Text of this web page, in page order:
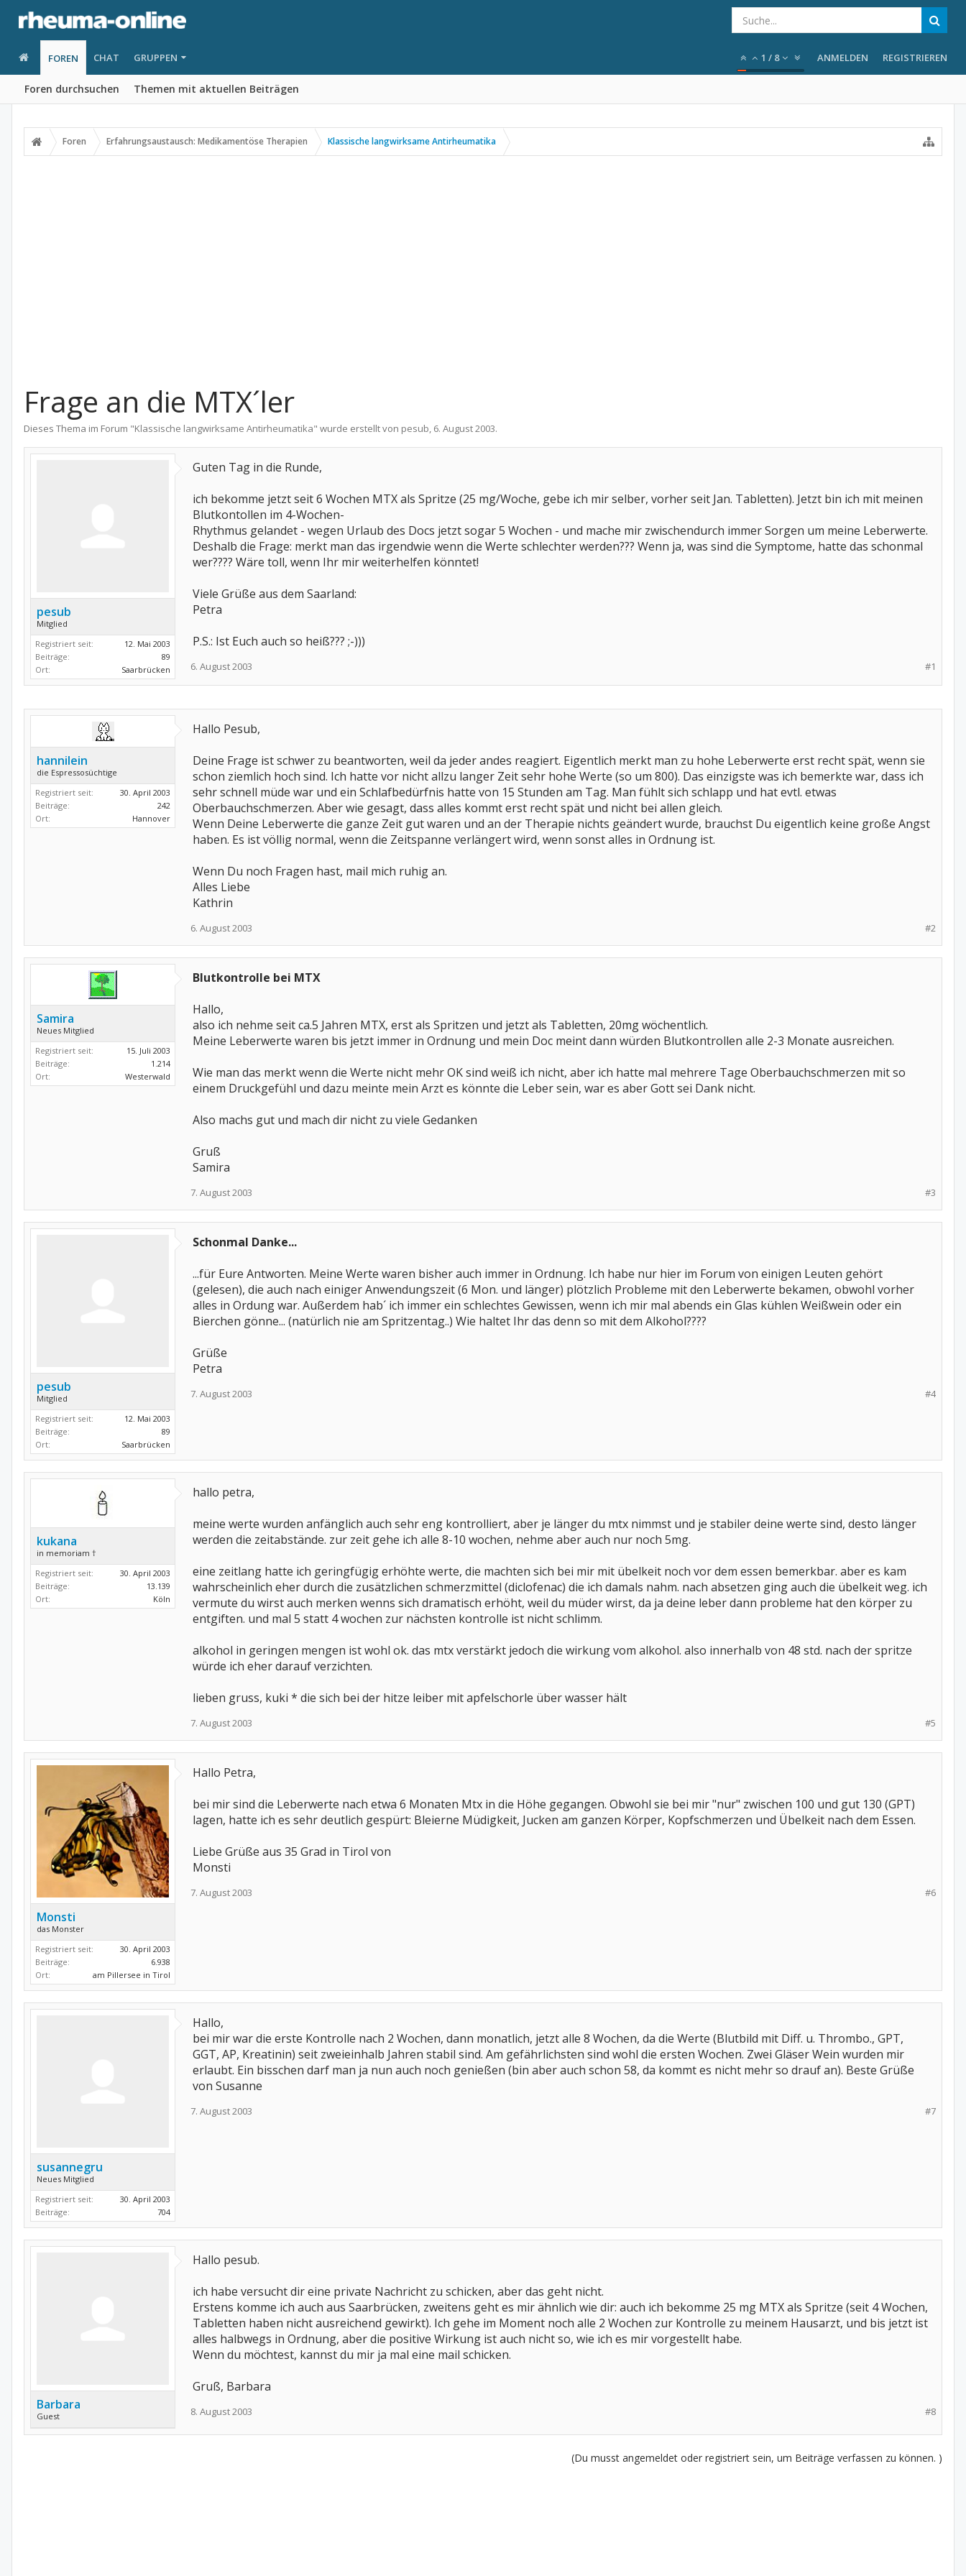
FOREN
Foren durchsuchen Themen mit aktuellen Beiträgen
CHAT GRUPPEN 1 / 8 ANMELDEN REGISTRIEREN
Foren Erfahrungsaustausch: Medikamentöse Therapien Klassische langwirksame Antirheumatika
Frage an die MTX´ler
Dieses Thema im Forum "Klassische langwirksame Antirheumatika" wurde erstellt von pesub, 6. August 2003.
pesub
Mitglied
Registriert seit:
12. Mai 2003
Beiträge:
89
Ort:
Saarbrücken
Guten Tag in die Runde,
ich bekomme jetzt seit 6 Wochen MTX als Spritze (25 mg/Woche, gebe ich mir selber, vorher seit Jan. Tabletten). Jetzt bin ich mit meinen
Blutkontollen im 4-Wochen-
Rhythmus gelandet - wegen Urlaub des Docs jetzt sogar 5 Wochen - und mache mir zwischendurch immer Sorgen um meine Leberwerte.
Deshalb die Frage: merkt man das irgendwie wenn die Werte schlechter werden??? Wenn ja, was sind die Symptome, hatte das schonmal
wer???? Wäre toll, wenn Ihr mir weiterhelfen könntet!
Viele Grüße aus dem Saarland:
Petra
P.S.: Ist Euch auch so heiß??? ;-)))
#1
6. August 2003
hannilein
die Espressosüchtige
Registriert seit:
30. April 2003
Beiträge:
242
Ort:
Hannover
Hallo Pesub,
Deine Frage ist schwer zu beantworten, weil da jeder andes reagiert. Eigentlich merkt man zu hohe Leberwerte erst recht spät, wenn sie
schon ziemlich hoch sind. Ich hatte vor nicht allzu langer Zeit sehr hohe Werte (so um 800). Das einzigste was ich bemerkte war, dass ich
sehr schnell müde war und ein Schlafbedürfnis hatte von 15 Stunden am Tag. Man fühlt sich schlapp und hat evtl. etwas
Oberbauchschmerzen. Aber wie gesagt, dass alles kommt erst recht spät und nicht bei allen gleich.
Wenn Deine Leberwerte die ganze Zeit gut waren und an der Therapie nichts geändert wurde, brauchst Du eigentlich keine große Angst
haben. Es ist völlig normal, wenn die Zeitspanne verlängert wird, wenn sonst alles in Ordnung ist.
Wenn Du noch Fragen hast, mail mich ruhig an.
Alles Liebe
Kathrin
#2
6. August 2003
Samira
Neues Mitglied
Registriert seit:
15. Juli 2003
Beiträge:
1.214
Ort:
Westerwald
Blutkontrolle bei MTX
Hallo,
also ich nehme seit ca.5 Jahren MTX, erst als Spritzen und jetzt als Tabletten, 20mg wöchentlich.
Meine Leberwerte waren bis jetzt immer in Ordnung und mein Doc meint dann würden Blutkontrollen alle 2-3 Monate ausreichen.
Wie man das merkt wenn die Werte nicht mehr OK sind weiß ich nicht, aber ich hatte mal mehrere Tage Oberbauchschmerzen mit so
einem Druckgefühl und dazu meinte mein Arzt es könnte die Leber sein, war es aber Gott sei Dank nicht.
Also machs gut und mach dir nicht zu viele Gedanken
Gruß
Samira
#3
7. August 2003
pesub
Mitglied
Registriert seit:
12. Mai 2003
Beiträge:
89
Ort:
Saarbrücken
Schonmal Danke...
...für Eure Antworten. Meine Werte waren bisher auch immer in Ordnung. Ich habe nur hier im Forum von einigen Leuten gehört
(gelesen), die auch nach einiger Anwendungszeit (6 Mon. und länger) plötzlich Probleme mit den Leberwerte bekamen, obwohl vorher
alles in Ordung war. Außerdem hab´ ich immer ein schlechtes Gewissen, wenn ich mir mal abends ein Glas kühlen Weißwein oder ein
Bierchen gönne... (natürlich nie am Spritzentag..) Wie haltet Ihr das denn so mit dem Alkohol????
Grüße
Petra
#4
7. August 2003
kukana
in memoriam †
Registriert seit:
30. April 2003
Beiträge:
13.139
Ort:
Köln
hallo petra,
meine werte wurden anfänglich auch sehr eng kontrolliert, aber je länger du mtx nimmst und je stabiler deine werte sind, desto länger
werden die zeitabstände. zur zeit gehe ich alle 8-10 wochen, nehme aber auch nur noch 5mg.
eine zeitlang hatte ich geringfügig erhöhte werte, die machten sich bei mir mit übelkeit noch vor dem essen bemerkbar. aber es kam
wahrscheinlich eher durch die zusätzlichen schmerzmittel (diclofenac) die ich damals nahm. nach absetzen ging auch die übelkeit weg. ich
vermute du wirst auch merken wenns sich dramatisch erhöht, weil du müder wirst, da ja deine leber dann probleme hat den körper zu
entgiften. und mal 5 statt 4 wochen zur nächsten kontrolle ist nicht schlimm.
alkohol in geringen mengen ist wohl ok. das mtx verstärkt jedoch die wirkung vom alkohol. also innerhalb von 48 std. nach der spritze
würde ich eher darauf verzichten.
lieben gruss, kuki * die sich bei der hitze leiber mit apfelschorle über wasser hält
#5
7. August 2003
Monsti
das Monster
Registriert seit:
30. April 2003
Beiträge:
6.938
Ort:
am Pillersee in Tirol
Hallo Petra,
bei mir sind die Leberwerte nach etwa 6 Monaten Mtx in die Höhe gegangen. Obwohl sie bei mir "nur" zwischen 100 und gut 130 (GPT)
lagen, hatte ich es sehr deutlich gespürt: Bleierne Müdigkeit, Jucken am ganzen Körper, Kopfschmerzen und Übelkeit nach dem Essen.
Liebe Grüße aus 35 Grad in Tirol von
Monsti
#6
7. August 2003
susannegru
Neues Mitglied
Registriert seit:
30. April 2003
Beiträge:
704
Hallo,
bei mir war die erste Kontrolle nach 2 Wochen, dann monatlich, jetzt alle 8 Wochen, da die Werte (Blutbild mit Diff. u. Thrombo., GPT,
GGT, AP, Kreatinin) seit zweieinhalb Jahren stabil sind. Am gefährlichsten sind wohl die ersten Wochen. Zwei Gläser Wein wurden mir
erlaubt. Ein bisschen darf man ja nun auch noch genießen (bin aber auch schon 58, da kommt es nicht mehr so drauf an). Beste Grüße
von Susanne
#7
7. August 2003
Barbara
Guest
Hallo pesub.
ich habe versucht dir eine private Nachricht zu schicken, aber das geht nicht.
Erstens komme ich auch aus Saarbrücken, zweitens geht es mir ähnlich wie dir: auch ich bekomme 25 mg MTX als Spritze (seit 4 Wochen,
Tabletten haben nicht ausreichend gewirkt). Ich gehe im Moment noch alle 2 Wochen zur Kontrolle zu meinem Hausarzt, und bis jetzt ist
alles halbwegs in Ordnung, aber die positive Wirkung ist auch nicht so, wie ich es mir vorgestellt habe.
Wenn du möchtest, kannst du mir ja mal eine mail schicken.
Gruß, Barbara
#8
8. August 2003
(Du musst angemeldet oder registriert sein, um Beiträge verfassen zu können. )